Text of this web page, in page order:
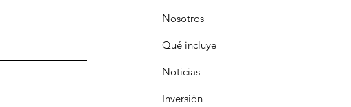
Nosotros
Qué incluye
Noticias
Inversión